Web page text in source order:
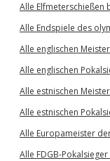
Alle Elfmeterschießen
Alle Endspiele des
Alle englischen Meister
Alle englischen
Alle estnischen Meister
Alle estnischen
Alle Europameister
Alle FDGB-